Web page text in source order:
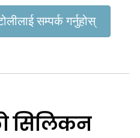
सम्पर्क गर्नुहोस्
सिलिकन